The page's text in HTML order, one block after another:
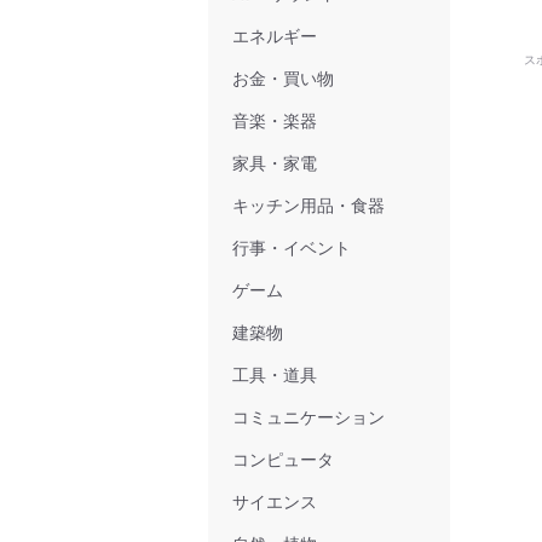
ス
エネルギー
お金・買い物
音楽・楽器
家具・家電
キッチン用品・食器
行事・イベント
ゲーム
建築物
工具・道具
コミュニケーション
コンピュータ
サイエンス